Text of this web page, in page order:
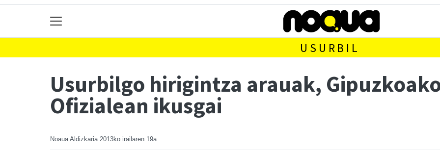
USURBIL
Usurbilgo hirigintza arauak,
Ofizialean ikusgai
Noaua Aldizkaria 2013ko irailaren 19a